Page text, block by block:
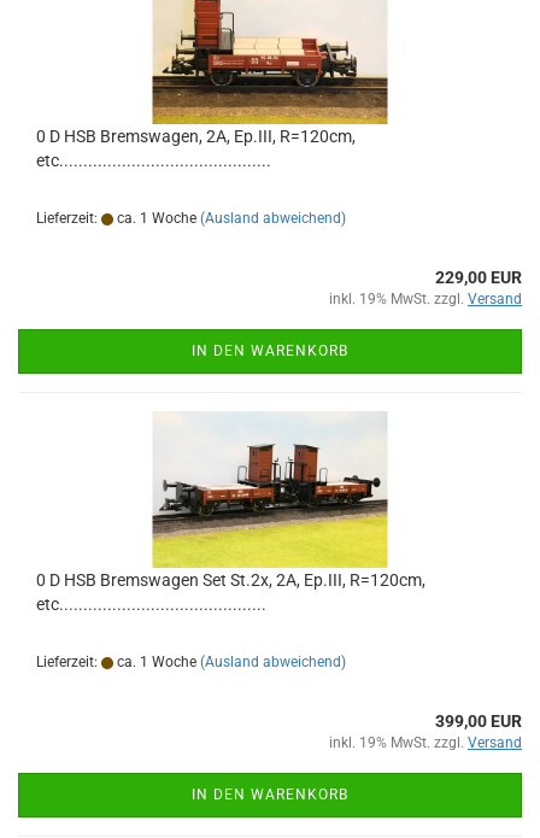
0 D HSB Bremswagen, 2A, Ep.III, R=120cm,
etc............................................
Lieferzeit: ca. 1 Woche (Ausland abweichend)
229,00 EUR
inkl. 19% MwSt. zzgl. Versand
IN DEN WARENKORB
0 D HSB Bremswagen Set St.2x, 2A, Ep.III, R=120cm,
etc...........................................
Lieferzeit: ca. 1 Woche (Ausland abweichend)
399,00 EUR
inkl. 19% MwSt. zzgl. Versand
IN DEN WARENKORB